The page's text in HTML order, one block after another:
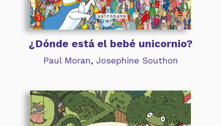
¿Dónde está el bebé unicornio?
Paul Moran, Josephine Southon